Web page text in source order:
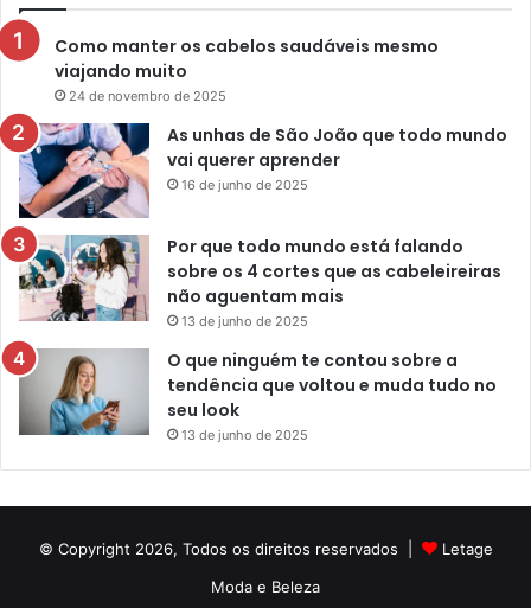
Como manter os cabelos saudáveis mesmo
viajando muito
24 de novembro de 2025
As unhas de São João que todo mundo
vai querer aprender
16 de junho de 2025
Por que todo mundo está falando
sobre os 4 cortes que as cabeleireiras
não aguentam mais
13 de junho de 2025
O que ninguém te contou sobre a
tendência que voltou e muda tudo no
seu look
13 de junho de 2025
© Copyright 2026, Todos os direitos reservados |
Letage
Moda e Beleza